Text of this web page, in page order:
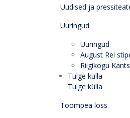
Uudised ja
Uuringud
Uuringud
August Rei
Riigikogu
Tulge külla
Tulge külla
Toompea loss